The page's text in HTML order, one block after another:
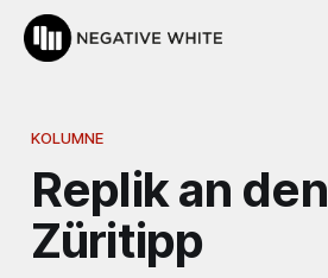
KOLUMNE
Replik an den
Züritipp